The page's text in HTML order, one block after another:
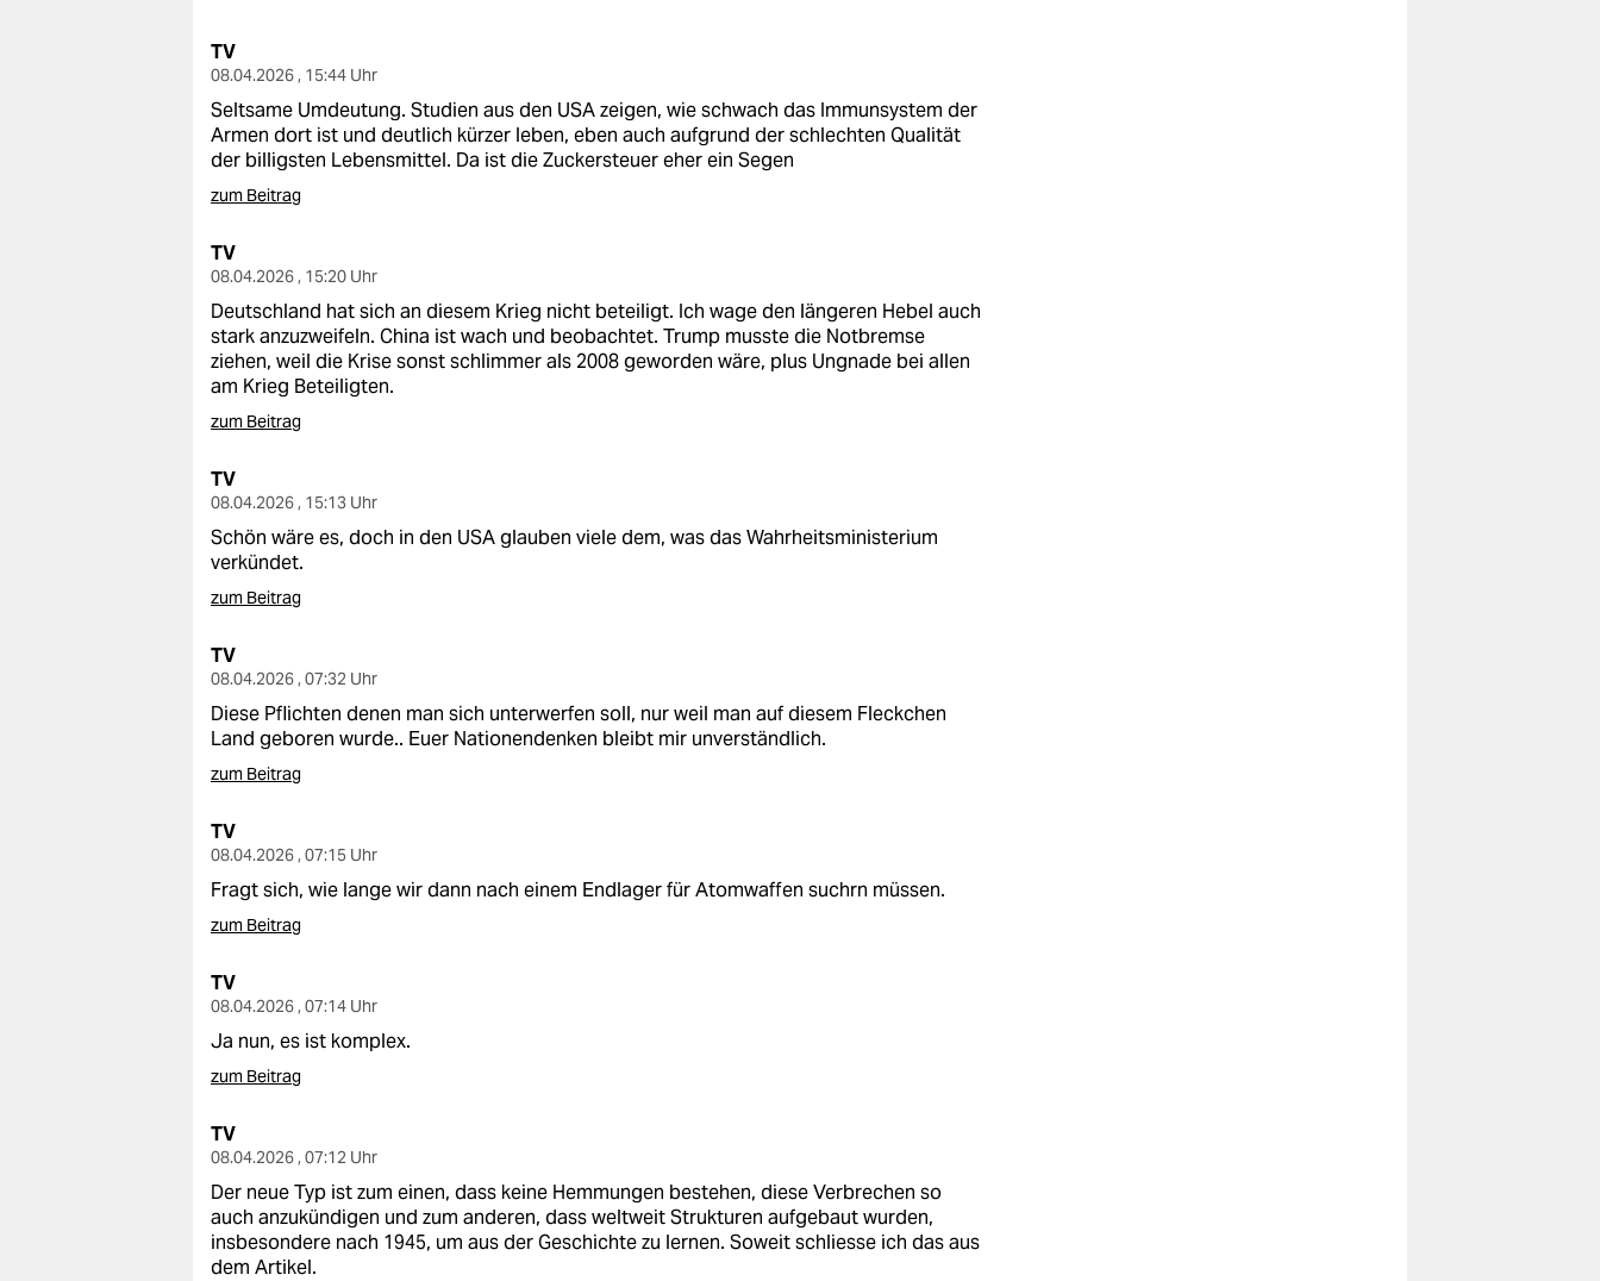
nord
wahrheit
verlag
verlag
veranstaltungen
shop
fragen & hilfe
unterstützen
genossenschaft
epaper login
TV
08.04.2026 , 15:44 Uhr
Seltsame Umdeutung. Studien aus den USA zeigen, wie schwach das Immunsystem der
Armen dort ist und deutlich kürzer leben, eben auch aufgrund der schlechten Qualität
der billigsten Lebensmittel. Da ist die Zuckersteuer eher ein Segen
zum Beitrag
TV
08.04.2026 , 15:20 Uhr
Deutschland hat sich an diesem Krieg nicht beteiligt. Ich wage den längeren Hebel auch
stark anzuzweifeln. China ist wach und beobachtet. Trump musste die Notbremse
ziehen, weil die Krise sonst schlimmer als 2008 geworden wäre, plus Ungnade bei allen
am Krieg Beteiligten.
zum Beitrag
TV
08.04.2026 , 15:13 Uhr
Schön wäre es, doch in den USA glauben viele dem, was das Wahrheitsministerium
verkündet.
zum Beitrag
TV
08.04.2026 , 07:32 Uhr
Diese Pflichten denen man sich unterwerfen soll, nur weil man auf diesem Fleckchen
Land geboren wurde.. Euer Nationendenken bleibt mir unverständlich.
zum Beitrag
TV
08.04.2026 , 07:15 Uhr
Fragt sich, wie lange wir dann nach einem Endlager für Atomwaffen suchrn müssen.
zum Beitrag
TV
08.04.2026 , 07:14 Uhr
Ja nun, es ist komplex.
zum Beitrag
TV
08.04.2026 , 07:12 Uhr
Der neue Typ ist zum einen, dass keine Hemmungen bestehen, diese Verbrechen so
auch anzukündigen und zum anderen, dass weltweit Strukturen aufgebaut wurden,
insbesondere nach 1945, um aus der Geschichte zu lernen. Soweit schliesse ich das aus
dem Artikel.